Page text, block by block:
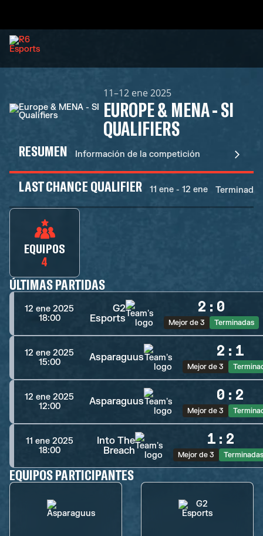
11–12 ene 2025
EUROPE & MENA - SI
QUALIFIERS
RESUMEN Información de la competición
LAST CHANCE QUALIFIER 11 ene - 12 ene Terminadas
EQUIPOS
4
ÚLTIMAS PARTIDAS
12 ene 2025
18:00
G2
Esports
2 : 0
Mejor de 3 Terminadas
12 ene 2025
15:00
Asparaguus 2 : 1
Mejor de 3
12 ene 2025
12:00
Asparaguus 0 : 2
Mejor de 3
11 ene 2025
18:00
Into The
Breach
1 : 2
Mejor de 3 Terminadas
EQUIPOS PARTICIPANTES